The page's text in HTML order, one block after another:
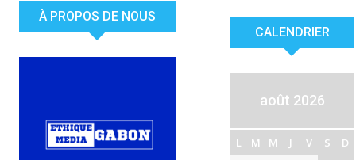
À PROPOS DE NOUS
CALENDRIER
août 2026
L M M J V S
D